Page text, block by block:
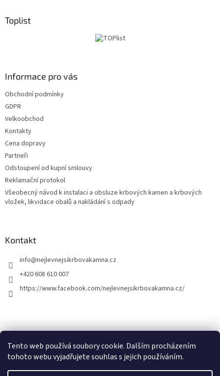
Tento web používá soubory cookie. Dalším procházením
tohoto webu vyjadřujete souhlas s jejich používáním.
pToplist
Informace pro vás
Obchodní podmínky
GDPR
Velkoobchod
Kontakty
Cena dopravy
Partneři
Odstoupení od kupní smlouvy
Reklamační protokol
Všeobecný návod k instalaci a obsluze krbových kamen a krbových
vložek, likvidace obalů a nakládání s odpady
Kontakt
info@nejlevnejsikrbovakamna.cz
+420 608 610 007
https://www.facebook.com/nejlevnejsikrbovakamna.cz/